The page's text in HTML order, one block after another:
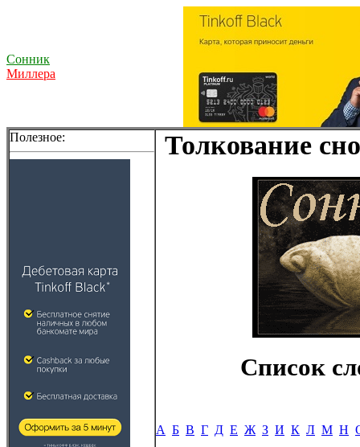
Сонник
Миллера
Полезное: Толкование
Список
А Б В Г Д Е Ж З И К Л М Н